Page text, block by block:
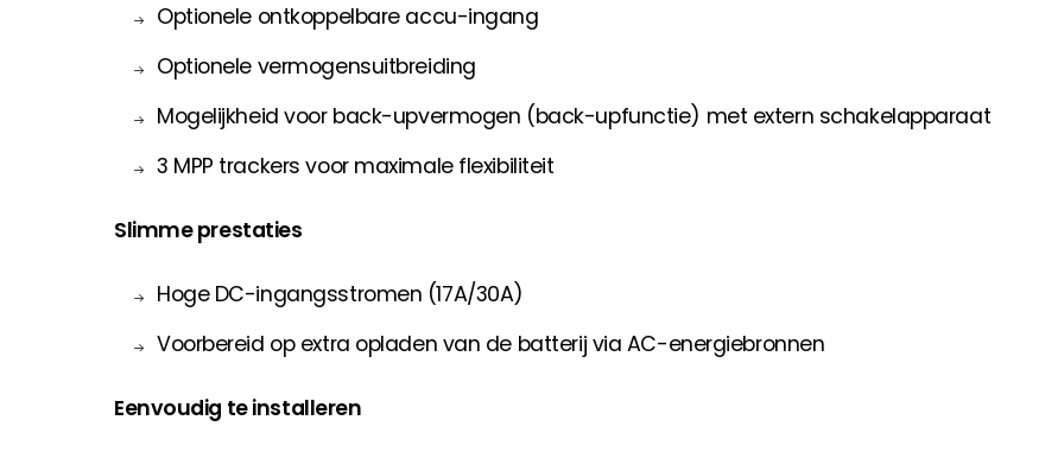
Optionele ontkoppelbare accu-ingang
Optionele vermogensuitbreiding
Mogelijkheid voor back-upvermogen (back-upfunctie) met extern schakelapparaat
3 MPP trackers voor maximale flexibiliteit
Slimme prestaties
Hoge DC-ingangsstromen (17A/30A)
Voorbereid op extra opladen van de batterij via AC-energiebronnen
Eenvoudig te installeren